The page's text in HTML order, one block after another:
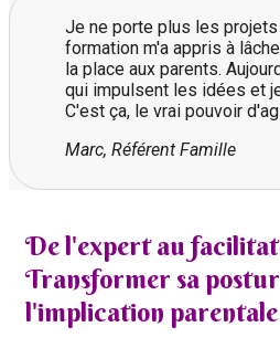
Je ne porte plus les
formation m'a appris à
la place aux parents.
qui impulsent les idées et
C'est ça, le vrai pouvoir
Marc, Référent Famille
De l'expert au
Transformer sa
l'implication parentale